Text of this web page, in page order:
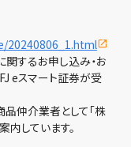
20240806_1.html
関するお申し込み・お
eスマート証券が受
仲介業者として「株
内しています。